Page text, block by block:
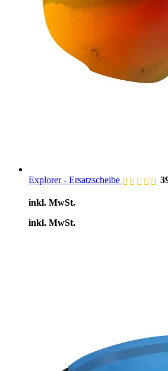
Explorer - Ersatzscheibe
inkl. MwSt.
inkl. MwSt.